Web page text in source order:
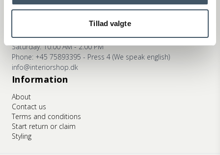
Tillad valgte
info@interiorshop.dk
Monday - Friday: 10:00 AM - 5:30 PM
Saturday: 10:00 AM - 2:00 PM
Phone: +45 75893395 - Press 4 (We speak english)
info@interiorshop.dk
Information
About
Contact us
Terms and conditions
Start return or claim
Styling